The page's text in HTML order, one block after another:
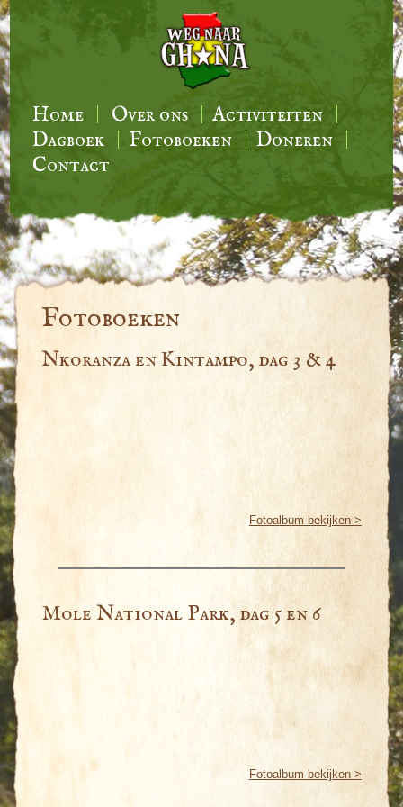
Home Over ons
Activiteiten
Dagboek
Fotoboeken
Doneren
Contact
Fotoboeken
Nkoranza en Kintampo, dag 3 & 4
Fotoalbum bekijken >
Mole National Park, dag 5 en 6
Fotoalbum bekijken >